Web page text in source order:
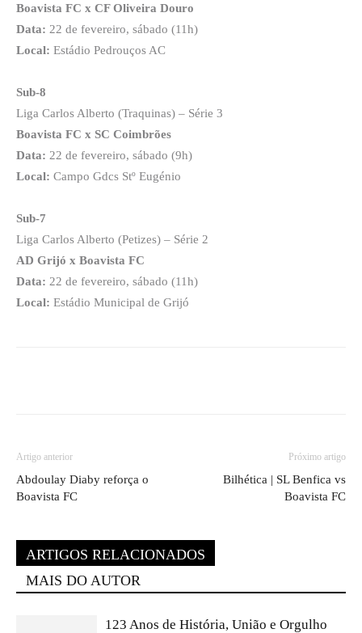
Boavista FC x CF Oliveira Douro
Data: 22 de fevereiro, sábado (11h)
Local: Estádio Pedrouços AC
Sub-8
Liga Carlos Alberto (Traquinas) – Série 3
Boavista FC x SC Coimbrões
Data: 22 de fevereiro, sábado (9h)
Local: Campo Gdcs Stº Eugénio
Sub-7
Liga Carlos Alberto (Petizes) – Série 2
AD Grijó x Boavista FC
Data: 22 de fevereiro, sábado (11h)
Local: Estádio Municipal de Grijó
Artigo anterior
Abdoulay Diaby reforça o
Boavista FC
Próximo artigo
Bilhética | SL Benfica vs
Boavista FC
ARTIGOS RELACIONADOS
MAIS DO AUTOR
123 Anos de História, União e Orgulho